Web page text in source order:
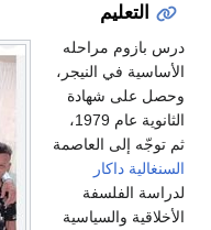
التعليم
درس بازوم مراحله
الأساسية في النيجر،
وحصل على شهادة
الثانوية عام 1979،
ثم توجّه إلى العاصمة
السنغالية داكار
لدراسة الفلسفة
الأخلاقية والسياسية